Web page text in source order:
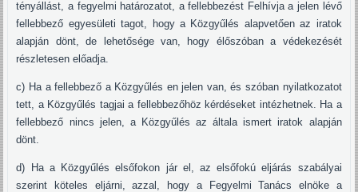
tényállást, a fegyelmi határozatot, a fellebbezést Felhívja a jelen lévő
fellebbező egyesületi tagot, hogy a Közgyűlés alapvetően az iratok
alapján dönt, de lehetősége van, hogy élőszóban a védekezését
részletesen előadja.
c) Ha a fellebbező a Közgyűlés en jelen van, és szóban nyilatkozatot
tett, a Közgyűlés tagjai a fellebbezőhöz kérdéseket intézhetnek. Ha a
fellebbező nincs jelen, a Közgyűlés az általa ismert iratok alapján
dönt.
d) Ha a Közgyűlés elsőfokon jár el, az elsőfokú eljárás szabályai
szerint köteles eljárni, azzal, hogy a Fegyelmi Tanács elnöke a